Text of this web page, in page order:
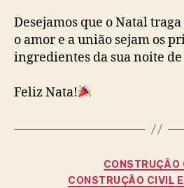
Desejamos que o Natal
o amor e a união sejam os
ingredientes da sua noite
Feliz Nata!
CONSTRUÇÃO
CONSTRUÇÃO CIVIL